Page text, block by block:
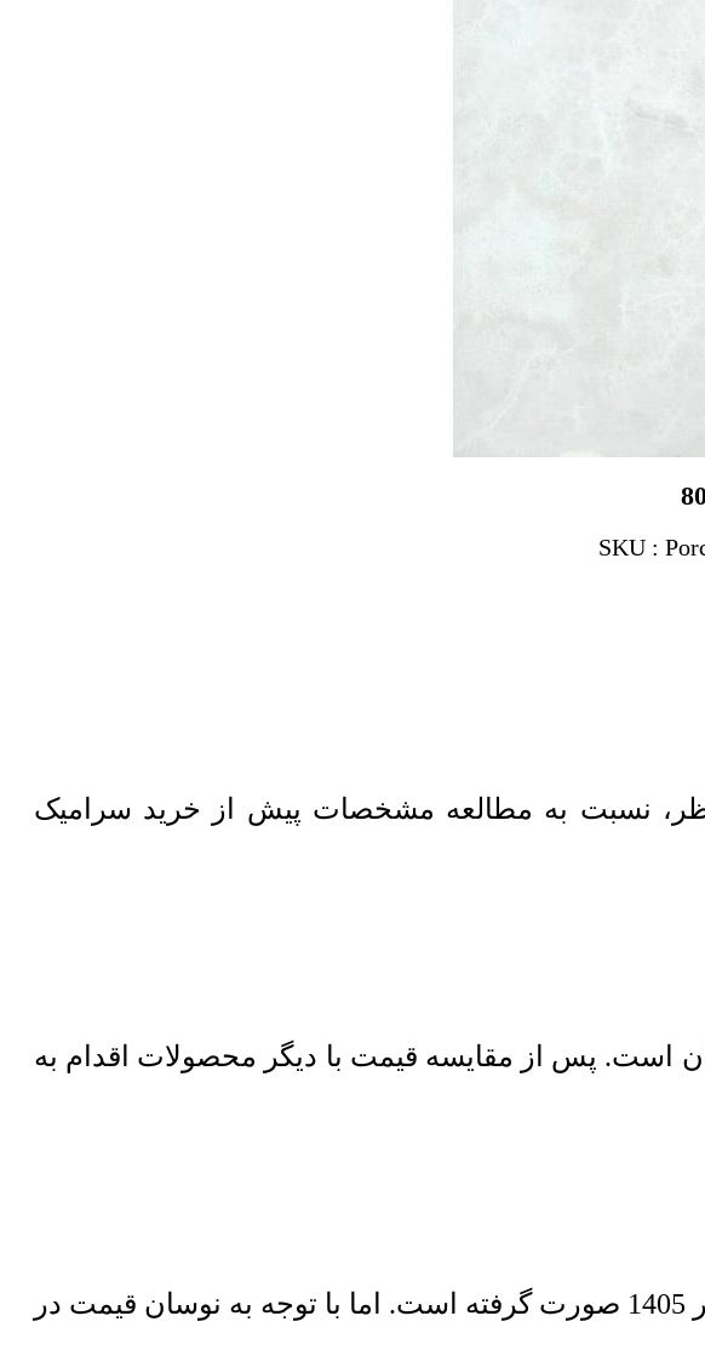
SKU :
نسبت به مطالعه مشخصات پیش از خرید سرامیک
است. پس از مقایسه قیمت با دیگر محصولات اقدام به
آخرین بروزرسانی قیمت سرامیک پرسلان مات 80 پارسیس در 23 تیر 1405 صورت گرفته است. اما با توجه به نوسان قیمت در